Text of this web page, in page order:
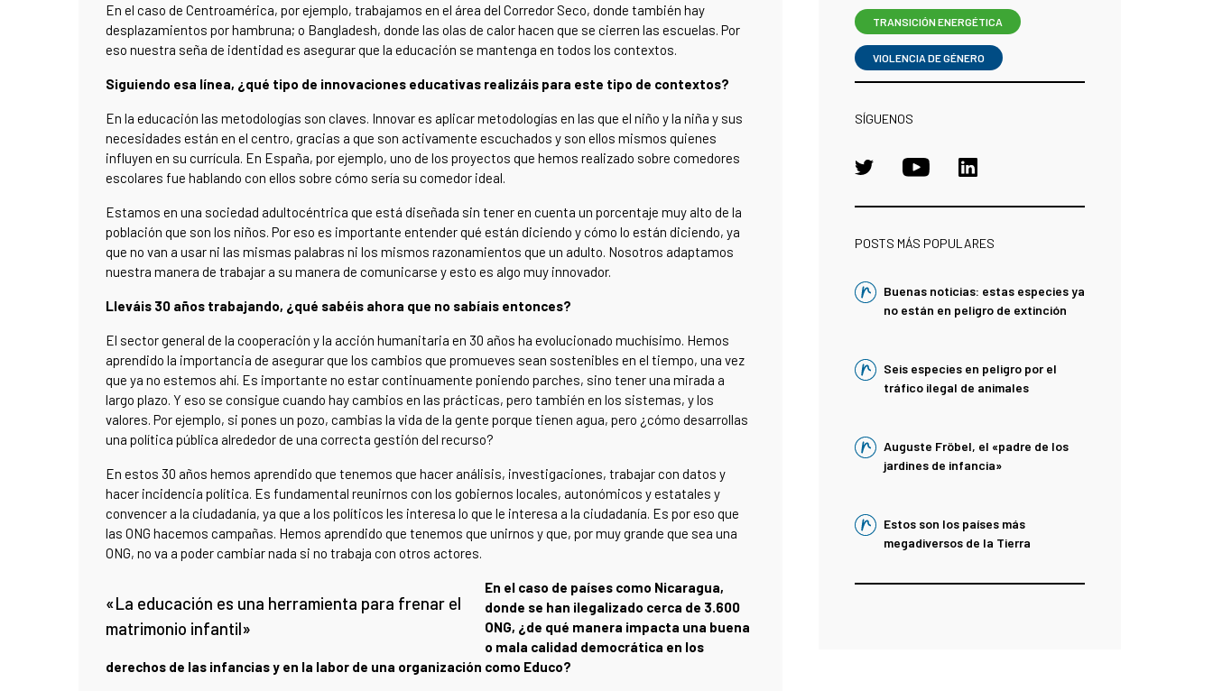
En el caso de Centroamérica, por ejemplo, trabajamos en el área del Corredor Seco, donde también hay
desplazamientos por hambruna; o Bangladesh, donde las olas de calor hacen que se cierren las escuelas. Por
eso nuestra seña de identidad es asegurar que la educación se mantenga en todos los contextos.
Siguiendo esa línea, ¿qué tipo de innovaciones educativas realizáis para este tipo de contextos?
En la educación las metodologías son claves. Innovar es aplicar metodologías en las que el niño y la niña y sus
necesidades están en el centro, gracias a que son activamente escuchados y son ellos mismos quienes
influyen en su currícula. En España, por ejemplo, uno de los proyectos que hemos realizado sobre comedores
escolares fue hablando con ellos sobre cómo sería su comedor ideal.
Estamos en una sociedad adultocéntrica que está diseñada sin tener en cuenta un porcentaje muy alto de la
población que son los niños. Por eso es importante entender qué están diciendo y cómo lo están diciendo, ya
que no van a usar ni las mismas palabras ni los mismos razonamientos que un adulto. Nosotros adaptamos
nuestra manera de trabajar a su manera de comunicarse y esto es algo muy innovador.
Lleváis 30 años trabajando, ¿qué sabéis ahora que no sabíais entonces?
El sector general de la cooperación y la acción humanitaria en 30 años ha evolucionado muchísimo. Hemos
aprendido la importancia de asegurar que los cambios que promueves sean sostenibles en el tiempo, una vez
que ya no estemos ahí. Es importante no estar continuamente poniendo parches, sino tener una mirada a
largo plazo. Y eso se consigue cuando hay cambios en las prácticas, pero también en los sistemas, y los
valores. Por ejemplo, si pones un pozo, cambias la vida de la gente porque tienen agua, pero ¿cómo desarrollas
una política pública alrededor de una correcta gestión del recurso?
​​En estos 30 años hemos aprendido que tenemos que hacer análisis, investigaciones, trabajar con datos y
hacer incidencia política. Es fundamental reunirnos con los gobiernos locales, autonómicos y estatales y
convencer a la ciudadanía, ya que a los políticos les interesa lo que le interesa a la ciudadanía. Es por eso que
las ONG hacemos campañas. Hemos aprendido que tenemos que unirnos y que, por muy grande que sea una
ONG, no va a poder cambiar nada si no trabaja con otros actores.
«La educación es una herramienta para frenar el
matrimonio infantil»
En el caso de países como Nicaragua,
donde se han ilegalizado cerca de 3.600
ONG, ¿de qué manera impacta una buena
o mala calidad democrática en los
derechos de las infancias y en la labor de una organización como Educo?
TRANSICIÓN ENERGÉTICA
VIOLENCIA DE GÉNERO
SÍGUENOS
POSTS MÁS POPULARES
Buenas noticias: estas especies ya
no están en peligro de extinción
Seis especies en peligro por el
tráfico ilegal de animales
Auguste Fröbel, el «padre de los
jardines de infancia»
Estos son los países más
megadiversos de la Tierra